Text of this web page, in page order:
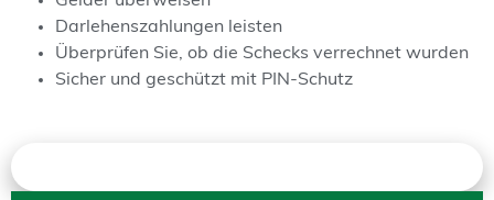
Darlehenszahlungen leisten
Überprüfen Sie, ob die Schecks verrechnet wurden
Sicher und geschützt mit PIN-Schutz